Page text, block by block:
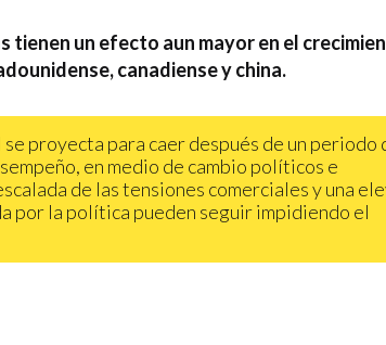
tienen un efecto aun mayor en el
canadiense y china.
proyecta para caer después de un periodo
en medio de cambio políticos e
de las tensiones comerciales y una
por la política pueden seguir impidiendo el